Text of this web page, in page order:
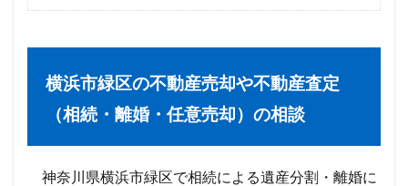
横浜市緑区の不動産売却や不動産査定
（相続・離婚・任意売却）の相談
神奈川県横浜市緑区で相続による遺産分割・離婚に